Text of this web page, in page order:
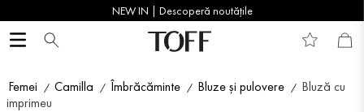
NEW IN | Descoperă noutățile
Femei Camilla Îmbrăcăminte Bluze și pulovere
Bluză cu
imprimeu